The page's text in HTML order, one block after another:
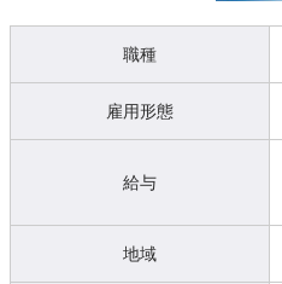
職種
雇用形態
給与
地域